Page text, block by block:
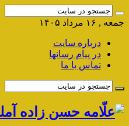
جمعه , ۱۶ مرداد ۱۴۰۵
درباره سایت
در پیام رسانها
تماس با ما